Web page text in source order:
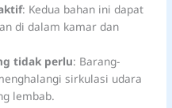
: Kedua bahan ini dapat
di dalam kamar dan
tidak perlu: Barang-
sirkulasi udara
lembab.